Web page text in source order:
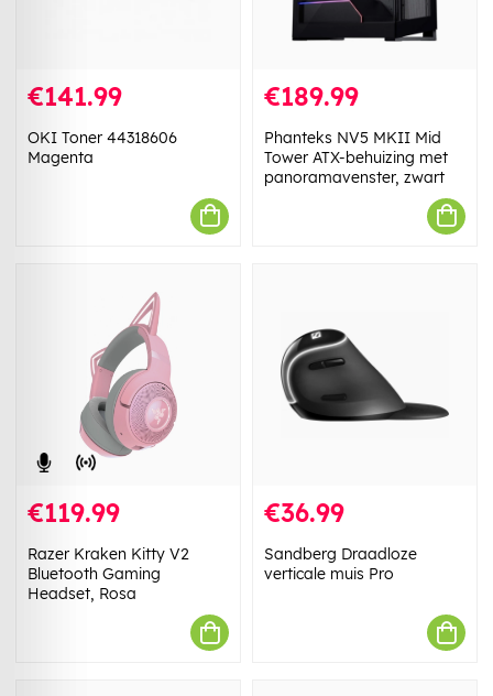
€141.99
OKI Toner 44318606
Magenta
€189.99
Phanteks NV5 MKII Mid
Tower ATX-behuizing met
panoramavenster, zwart
€119.99
Razer Kraken Kitty V2
Bluetooth Gaming
Headset, Rosa
€36.99
Sandberg Draadloze
verticale muis Pro